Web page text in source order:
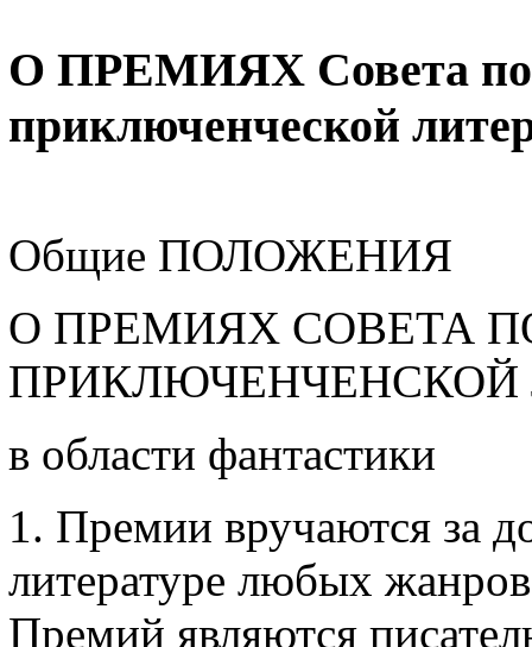
О ПРЕМИЯХ Совета по
приключенческой
Общие ПОЛОЖЕНИЯ
О ПРЕМИЯХ СОВЕТА
ПРИКЛЮЧЕНЧЕНСКОЙ
в области фантастики
1. Премии вручаются за
литературе любых
Премий являются